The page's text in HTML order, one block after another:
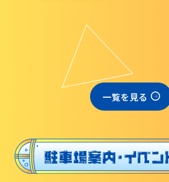
科学館ボランティア募集
職場体験・実習・CST
職場体験について
山梨大学CSTの受講者の方へ
一覧を見る